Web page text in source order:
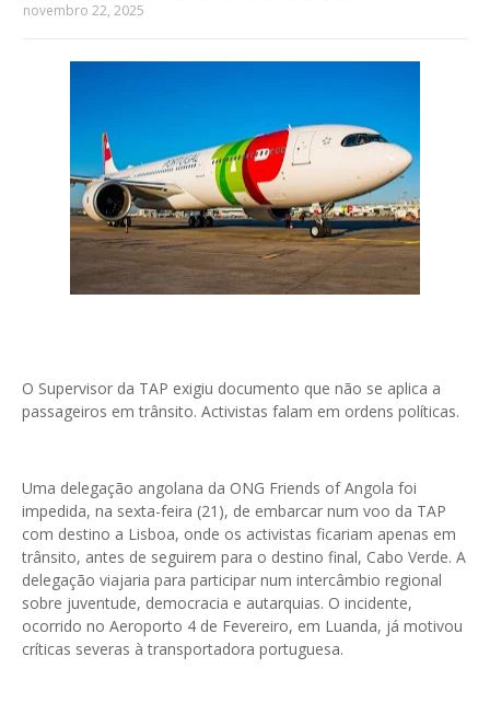
novembro 22, 2025
O Supervisor da TAP exigiu documento que não se aplica a
passageiros em trânsito. Activistas falam em ordens políticas.
Uma delegação angolana da ONG Friends of Angola foi
impedida, na sexta-feira (21), de embarcar num voo da TAP
com destino a Lisboa, onde os activistas ficariam apenas em
trânsito, antes de seguirem para o destino final, Cabo Verde. A
delegação viajaria para participar num intercâmbio regional
sobre juventude, democracia e autarquias. O incidente,
ocorrido no Aeroporto 4 de Fevereiro, em Luanda, já motivou
críticas severas à transportadora portuguesa.